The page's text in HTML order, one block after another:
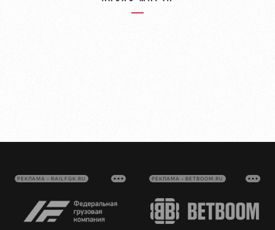
РЕКЛАМА • RAILFGK.RU РЕКЛАМА • BETBOOM.RU